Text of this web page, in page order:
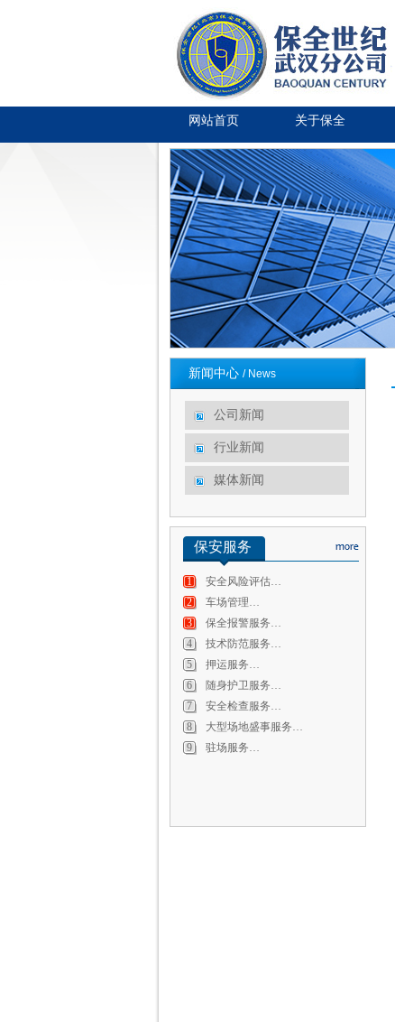
网站首页 关于保全
新闻中心 / News
公司新闻
行业新闻
媒体新闻
保安服务
1
安全风险评估…
2
车场管理…
3
保全报警服务…
4
技术防范服务…
5
押运服务…
6
随身护卫服务…
7
安全检查服务…
8
大型场地盛事服务…
9
驻场服务…